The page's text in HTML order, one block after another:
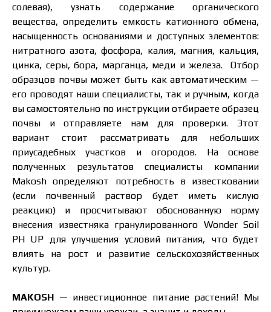
солевая), узнать содержание органического
вещества, определить емкость катионного обмена,
насыщенность основаниями и доступных элементов:
нитратного азота, фосфора, калия, магния, кальция,
цинка, серы, бора, марганца, меди и железа. Отбор
образцов почвы может быть как автоматическим —
его проводят наши специалисты, так и ручным, когда
вы самостоятельно по инструкции отбираете образец
почвы и отправляете нам для проверки. Этот
вариант стоит рассматривать для небольших
приусадебных участков и огородов. На основе
полученных результатов специалисты компании
Makosh определяют потребность в известковании
(если почвенный раствор будет иметь кислую
реакцию) и просчитывают обоснованную норму
внесения известняка гранулированного Wonder Soil
PH UP для улучшения условий питания, что будет
влиять на рост и развитие сельскохозяйственных
культур.
MAKOSH — инвестиционное питание растений! Мы